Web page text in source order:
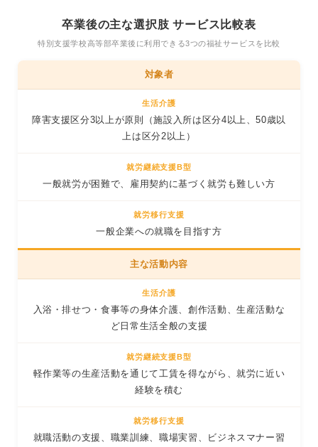
卒業後の主な選択肢 サービス比較表
特別支援学校高等部卒業後に利用できる3つの福祉サービスを比較
対象者
障害支援区分3以上が原則（施設入所は区分4以上、50歳以
上は区分2以上）
一般就労が困難で、雇用契約に基づく就労も難しい方
一般企業への就職を目指す方
主な活動内容
入浴・排せつ・食事等の身体介護、創作活動、生産活動な
ど日常生活全般の支援
軽作業等の生産活動を通じて工賃を得ながら、就労に近い
経験を積む
就職活動の支援、職業訓練、職場実習、ビジネスマナー習